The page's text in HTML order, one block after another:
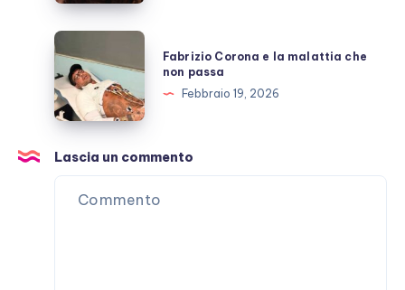
costruita
con
Stefano
De
Martino
Fabrizio
Corona
e
la
malattia
che
non
passa
Fabrizio Corona e la malattia che
non passa
Febbraio 19, 2026
Lascia un commento